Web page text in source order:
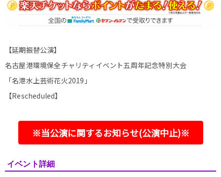
【延期振替公演】
名古屋港環境保全チャリティイベント五周年記念特別大会
「名港水上芸術花火2019」
【Rescheduled】
※当公演に関するお知らせ(公演中止)※
イベント詳細